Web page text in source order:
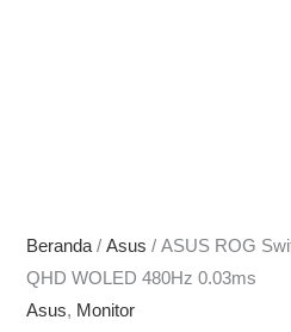
Beranda /Asus / ASUS ROG
QHD WOLED 480Hz 0.03ms
Asus, Monitor